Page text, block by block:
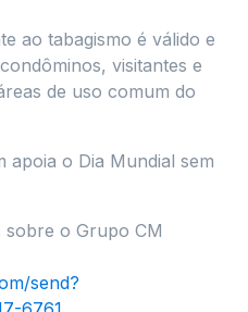
ao tabagismo é válido e
visitantes e
de uso comum do
apoia o Dia Mundial sem
o Grupo CM
send?